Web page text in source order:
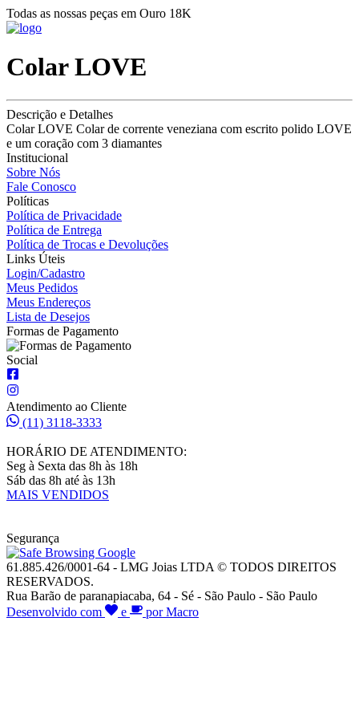
Todas as nossas peças em Ouro 18K
Colar LOVE
Descrição e Detalhes
Colar LOVE Colar de corrente veneziana com escrito polido LOVE
e um coração com 3 diamantes
Institucional
Sobre Nós
Fale Conosco
Políticas
Política de Privacidade
Política de Entrega
Política de Trocas e Devoluções
Links Úteis
Login/Cadastro
Meus Pedidos
Meus Endereços
Lista de Desejos
Formas de Pagamento
Social
Atendimento ao Cliente
(11) 3118-3333
HORÁRIO DE ATENDIMENTO:
Seg à Sexta das 8h às 18h
Sáb das 8h até às 13h
MAIS VENDIDOS
Segurança
61.885.426/0001-64 - LMG Joias LTDA © TODOS DIREITOS
RESERVADOS.
Rua Barão de paranapiacaba, 64 - Sé - São Paulo - São Paulo
Desenvolvido com
e por Macro